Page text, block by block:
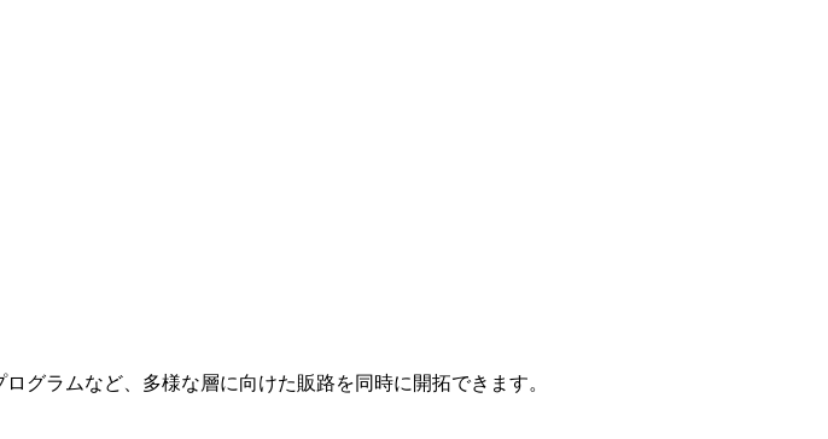
グラムなど、多様な層に向けた販路を同時に開拓できます。